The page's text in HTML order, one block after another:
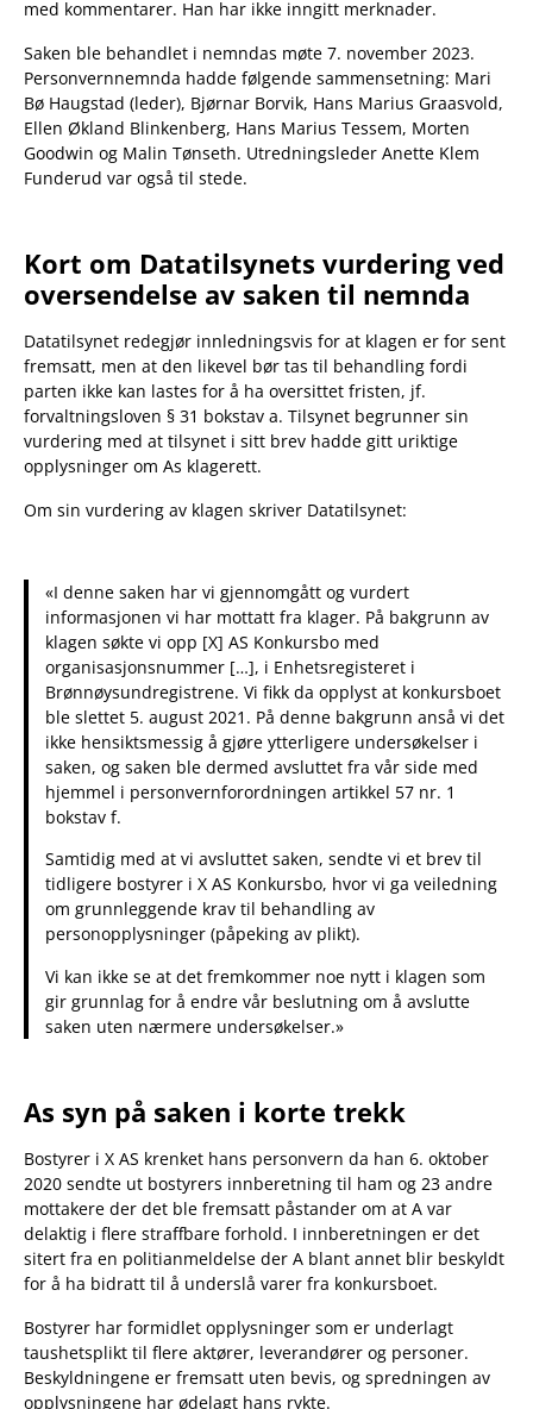
med kommentarer. Han har ikke inngitt merknader.
Saken ble behandlet i nemndas møte 7. november 2023.
Personvernnemnda hadde følgende sammensetning: Mari
Bø Haugstad (leder), Bjørnar Borvik, Hans Marius Graasvold,
Ellen Økland Blinkenberg, Hans Marius Tessem, Morten
Goodwin og Malin Tønseth. Utredningsleder Anette Klem
Funderud var også til stede.
Kort om Datatilsynets vurdering ved
oversendelse av saken til nemnda
Datatilsynet redegjør innledningsvis for at klagen er for sent
fremsatt, men at den likevel bør tas til behandling fordi
parten ikke kan lastes for å ha oversittet fristen, jf.
forvaltningsloven § 31 bokstav a. Tilsynet begrunner sin
vurdering med at tilsynet i sitt brev hadde gitt uriktige
opplysninger om As klagerett.
Om sin vurdering av klagen skriver Datatilsynet:
«I denne saken har vi gjennomgått og vurdert
informasjonen vi har mottatt fra klager. På bakgrunn av
klagen søkte vi opp [X] AS Konkursbo med
organisasjonsnummer […], i Enhetsregisteret i
Brønnøysundregistrene. Vi fikk da opplyst at konkursboet
ble slettet 5. august 2021. På denne bakgrunn anså vi det
ikke hensiktsmessig å gjøre ytterligere undersøkelser i
saken, og saken ble dermed avsluttet fra vår side med
hjemmel i personvernforordningen artikkel 57 nr. 1
bokstav f.
Samtidig med at vi avsluttet saken, sendte vi et brev til
tidligere bostyrer i X AS Konkursbo, hvor vi ga veiledning
om grunnleggende krav til behandling av
personopplysninger (påpeking av plikt).
Vi kan ikke se at det fremkommer noe nytt i klagen som
gir grunnlag for å endre vår beslutning om å avslutte
saken uten nærmere undersøkelser.»
As syn på saken i korte trekk
Bostyrer i X AS krenket hans personvern da han 6. oktober
2020 sendte ut bostyrers innberetning til ham og 23 andre
mottakere der det ble fremsatt påstander om at A var
delaktig i flere straffbare forhold. I innberetningen er det
sitert fra en politianmeldelse der A blant annet blir beskyldt
for å ha bidratt til å underslå varer fra konkursboet.
Bostyrer har formidlet opplysninger som er underlagt
taushetsplikt til flere aktører, leverandører og personer.
Beskyldningene er fremsatt uten bevis, og spredningen av
opplysningene har ødelagt hans rykte.